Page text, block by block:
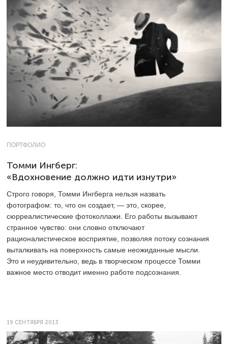
ПОРТФОЛИО
Томми Ингберг:
«Вдохновение должно идти изнутри»
Строго говоря, Томми Ингберга нельзя назвать
фотографом: то, что он создает, — это, скорее,
сюрреалистические фотоколлажи. Его работы вызывают
странное чувство: они словно отключают
рационалистическое восприятие, позволяя потоку сознания
выталкивать на поверхность самые неожиданные мысли.
Это и неудивительно, ведь в творческом процессе Томми
важное место отводит именно работе подсознания.
19 СЕНТЯБРЯ 2013